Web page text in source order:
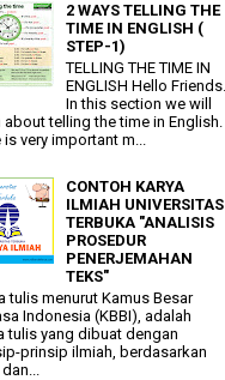
2 WAYS TELLING THE
TIME IN ENGLISH (
STEP-1)
TELLING THE TIME IN
ENGLISH Hello Friends.
In this section we will
about telling the time in English.
is very important m...
CONTOH KARYA
ILMIAH UNIVERSITAS
TERBUKA "ANALISIS
PROSEDUR
PENERJEMAHAN
TEKS"
tulis menurut Kamus Besar
Indonesia (KBBI), adalah
tulis yang dibuat dengan
prinsip ilmiah, berdasarkan